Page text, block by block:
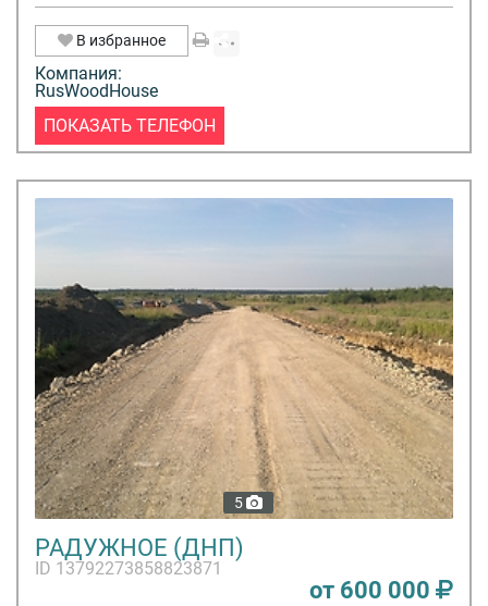
В избранное
Компания:
RusWoodHouse
ПОКАЗАТЬ ТЕЛЕФОН
5
РАДУЖНОЕ (ДНП)
ID 13792273858823871
от 600 000